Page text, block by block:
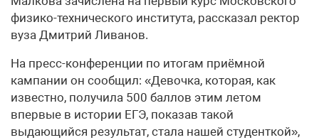
физико-технического института, рассказал ректор
вуза Дмитрий Ливанов.
На пресс-конференции по итогам приёмной
кампании он сообщил: «Девочка, которая, как
известно, получила 500 баллов этим летом
впервые в истории ЕГЭ, показав такой
выдающийся результат, стала нашей студенткой»,